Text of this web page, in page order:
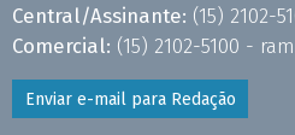
Central/Assinante: (15) 2102-
Comercial: (15) 2102-5100 -
Enviar e-mail para Redação